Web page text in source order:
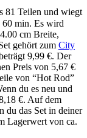
81 Teilen und wiegt
60 min. Es wird
cm Breite,
gehört zum City
9,99 €. Der
Preis von 5,67 €
von “Hot Rod”
du es neu und
€. Auf dem
du das Set in deiner
Lagerwert von ca.